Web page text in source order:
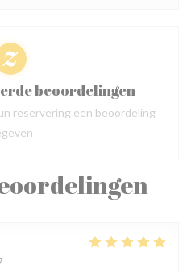
beoordelingen
reservering een beoordeling